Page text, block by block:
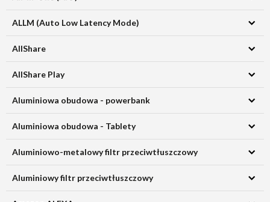
ALLM (Auto Low Latency Mode)
AllShare
AllShare Play
Aluminiowa obudowa - powerbank
Aluminiowa obudowa - Tablety
Aluminiowo-metalowy filtr przeciwtłuszczowy
Aluminiowy filtr przeciwtłuszczowy